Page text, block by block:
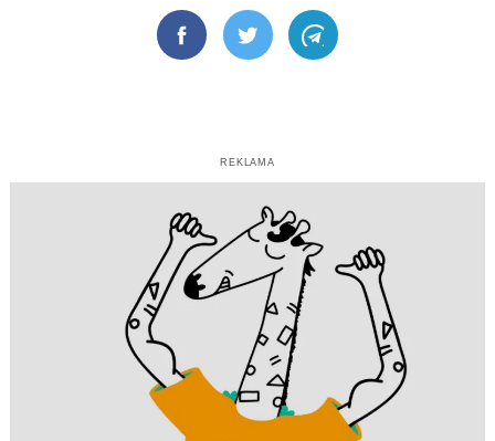
FacebookTwitter Telegram
REKLAMA